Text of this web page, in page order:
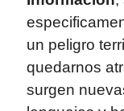
un peligro
quedarnos
surgen